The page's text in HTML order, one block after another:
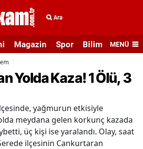
Ara
Magazin Spor Bilim veMENÜ
Yolda Kaza! 1 Ölü, 3
yağmurun etkisiyle
meydana gelen korkunç kazada
üç kişi ise yaralandı. Olay, saat
ilçesinin Cankurtaran